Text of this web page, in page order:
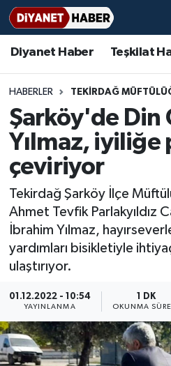
Diyanet Haber Teşkilat
HABERLER TEKIRDAĞ
Şarköy'de Din
Yılmaz, iyiliğe
çeviriyor
Tekirdağ Şarköy İlçe
Ahmet Tevfik Parlakyıldız
İbrahim Yılmaz,
yardımları bisikletiyle
ulaştırıyor.
01.12.2022 - 10:54
YAYINLANMA
1 DK
OKUNMA
Diyanet Haber
Teşkilat Haberleri
Adana Müftülüğü
Adıyaman Müftülüğü
Afyonkarahisar
Ağrı Müftülüğü
Aksaray Müftülüğü
Amasya Müftülüğü
Ankara Müftülüğü
Antalya Müftülüğü
Ardahan Müftülüğü
Gündem
#Keşfet
Bir Ayet
Bir Hikaye
Biyografiler
Dini kavramlar
Diyanet Bilgi
Diyanet Takvimi
Dualar
Hadislerle İslam
Kudüs
Basında Bugün
DİYANET eKİTAP
Diyanet Dergi
Aile Dergisi
Aylık Dergi
TDV
Hutbeler
İmam Hatip Okulları
Başmakale
Hadis-i Şerifler
Hayat Okumaları
Nöbetçi Eczaneler
Hava Durumu
Ankara Namaz Vakitleri
Trafik Durumu
Süper Lig Puan Durumu
Tüm Manşetler
Son Dakika Haberleri
Haber Arşivi